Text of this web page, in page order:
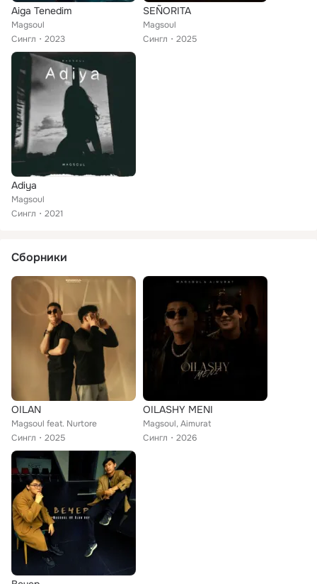
Aiga Tenedim
Magsoul
Сингл
2023
SEÑORITA
Magsoul
Сингл
2025
Adiya
Magsoul
Сингл
2021
Сборники
OILAN
Magsoul feat. Nurtore
Сингл
2025
OILASHY MENI
Magsoul, Aimurat
Сингл
2026